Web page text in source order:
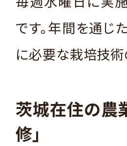
です。年間を通じ
に必要な栽培技術
茨城在住の農
修」